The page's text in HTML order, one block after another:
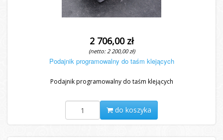
2 706,00 zł
(netto: 2 200,00 zł)
Podajnik programowalny do taśm klejących
Podajnik programowalny do taśm klejących
do koszyka